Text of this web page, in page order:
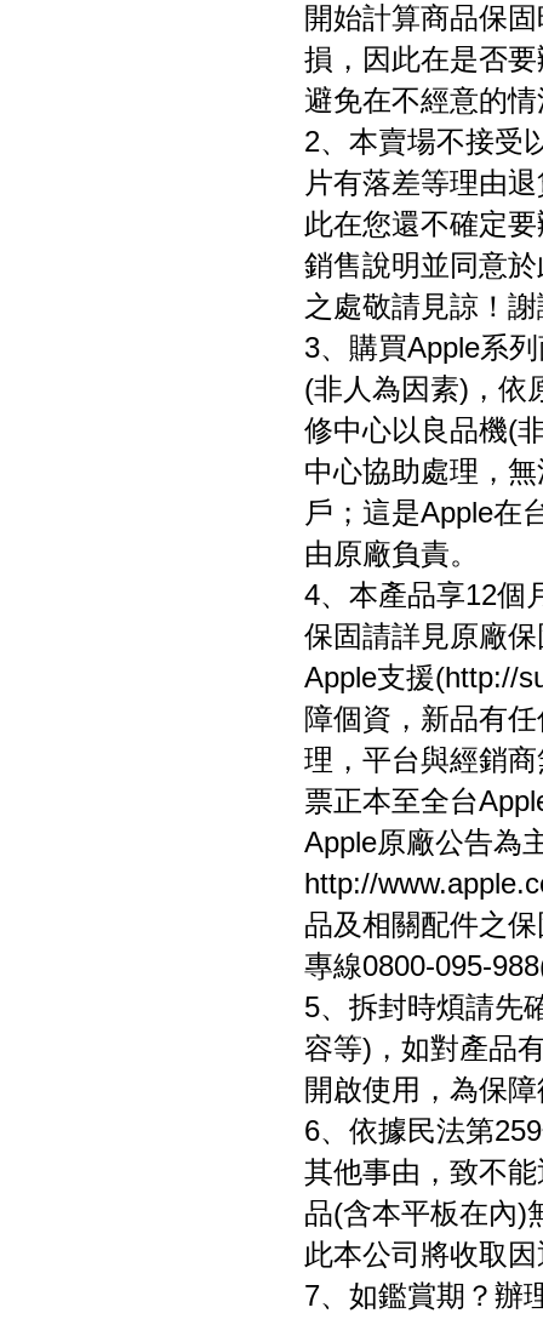
開始計算商品保
損，因此在是否
避免在不經意的
2、本賣場不接受
片有落差等理由
此在您還不確定
銷售說明並同意
之處敬請見諒！
3、購買Apple系
(非人為因素)，依
修中心以良品機(
中心協助處理，
戶；這是Apple在
由原廠負責。
4、本產品享12個
保固請詳見原廠
Apple支援(http://
障個資，新品有
理，平台與經銷
票正本至全台
Apple原廠公告為
http://
品及相關配件之
專線0800-095-
5、拆封時煩請先
容等)，如對產品
開啟使用，為保
6、依據民法第
其他事由，致不
品(含本平板在內)
此本公司將收取
7、如鑑賞期？辦